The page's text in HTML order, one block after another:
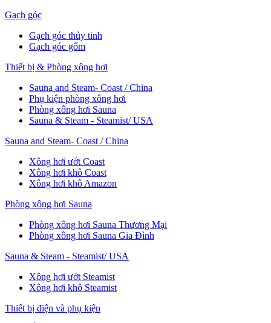
Gạch góc
Gạch góc thủy tinh
Gạch góc gốm
Thiết bị & Phòng xông hơi
Sauna and Steam- Coast / China
Phụ kiện phòng xông hơi
Phòng xông hơi Sauna
Sauna & Steam - Steamist/ USA
Sauna and Steam- Coast / China
Xông hơi ướt Coast
Xông hơi khô Coast
Xông hơi khô Amazon
Phòng xông hơi Sauna
Phòng xông hơi Sauna Thương Mại
Phòng xông hơi Sauna Gia Đình
Sauna & Steam - Steamist/ USA
Xông hơi ướt Steamist
Xông hơi khô Steamist
Thiết bị điện và phụ kiện